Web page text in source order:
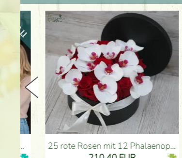
25 rote Rosen mit 12 Phalaenopsis-Orchideen, in einer Box - Blumenlieferung Budapest